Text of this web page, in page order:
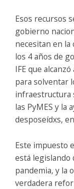
Esos recursos
gobierno
necesitan en la
los 4 años de
IFE que
para solventar
infraestructura
las PyMES y la
desposeídxs,
Este impuesto
está legislando
pandemia, y la
verdadera